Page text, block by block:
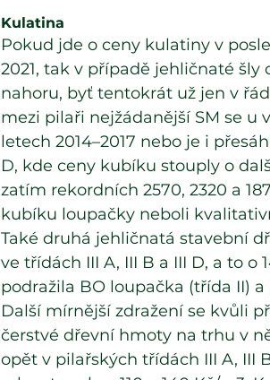
Kulatina
Pokud jde o ceny kulatiny v
2021, tak v případě jehličnaté
nahoru, byť tentokrát už jen v
mezi pilaři nejžádanější SM se
letech 2014–2017 nebo je i
D, kde ceny kubíku stouply o
zatím rekordních 2570, 2320 a
kubíku loupačky neboli
Také druhá jehličnatá stavební
ve třídách III A, III B a III D, a to o
podražila BO loupačka (třída II)
Další mírnější zdražení se kvůli
čerstvé dřevní hmoty na trhu v
opět v pilařských třídách III A, III